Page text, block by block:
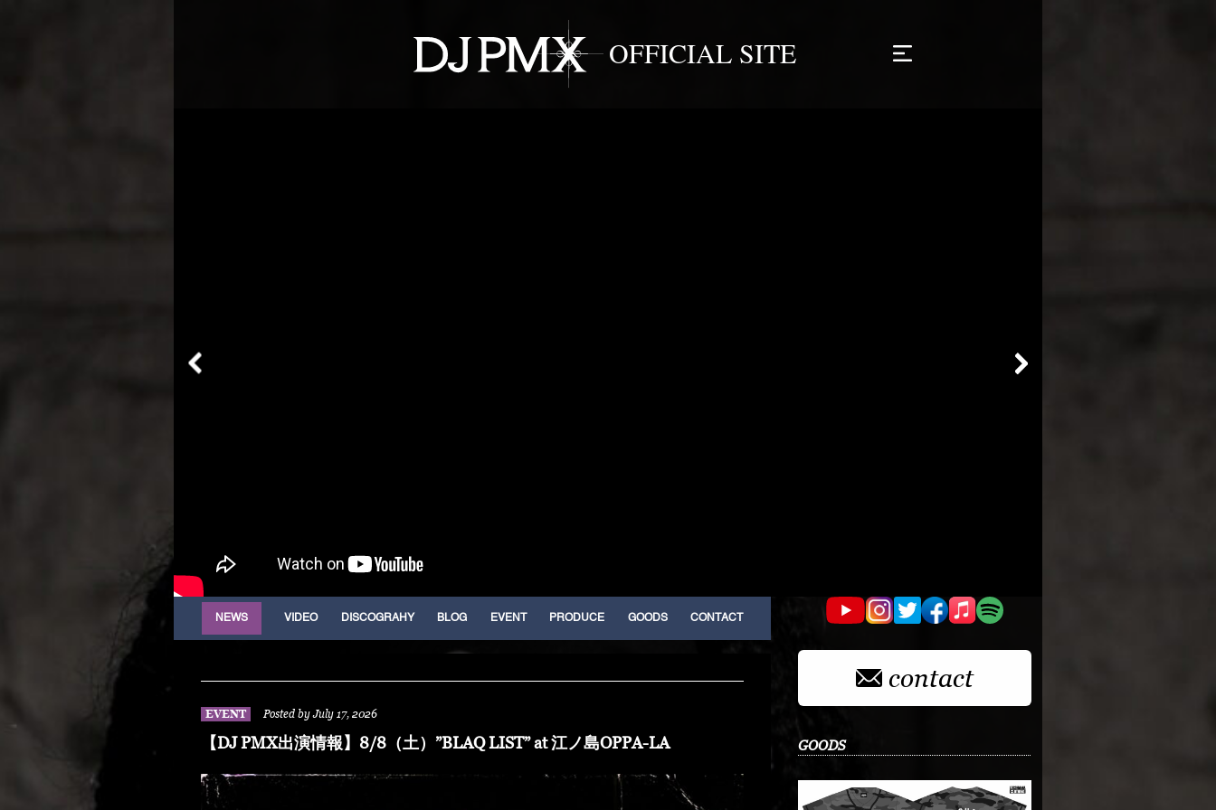
NEWS VIDEO DISCOGRAHY BLOG EVENT PRODUCE GOODS CONTACT
EVENT Posted by July 17, 2026
【DJ PMX出演情報】8/8（土）”BLAQ LIST” at 江ノ島OPPA-LA
contact
GOODS